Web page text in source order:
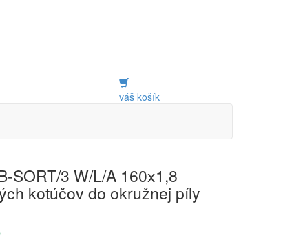
váš košík
SORT/3 W/L/A 160x1,8
kotúčov do okružnej píly